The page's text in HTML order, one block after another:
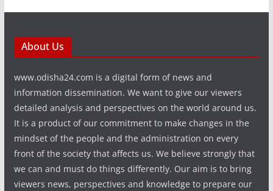
About Us
www.odisha24.com is a digital form of news and
information dissemination. We want to give our viewers
detailed analysis and perspectives on the world around us.
It is a product of our commitment to make changes in the
mindset of the people and the administration on every
front of the society that affects us. We believe strongly that
we can and must do things differently. Our aim is to bring
viewers news, perspectives and knowledge to prepare our